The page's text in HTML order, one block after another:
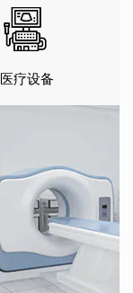
医疗设备